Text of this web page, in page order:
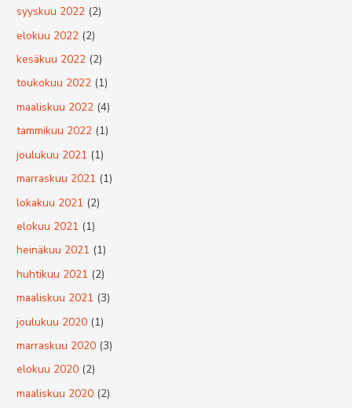
syyskuu 2022 (2)
elokuu 2022 (2)
kesäkuu 2022 (2)
toukokuu 2022 (1)
maaliskuu 2022 (4)
tammikuu 2022 (1)
joulukuu 2021 (1)
marraskuu 2021 (1)
lokakuu 2021 (2)
elokuu 2021 (1)
heinäkuu 2021 (1)
huhtikuu 2021 (2)
maaliskuu 2021 (3)
joulukuu 2020 (1)
marraskuu 2020 (3)
elokuu 2020 (2)
maaliskuu 2020 (2)